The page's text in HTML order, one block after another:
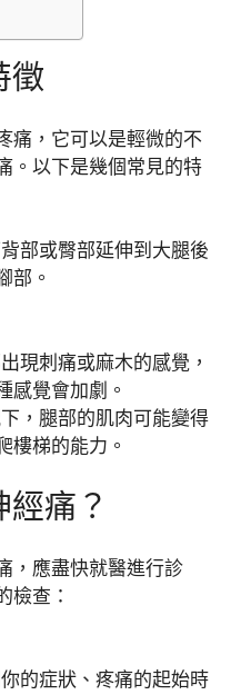
徵
痛，它可以是輕微的不
。以下是幾個常見的特
背部或臀部延伸到大腿後
部。
現刺痛或麻木的感覺，
感覺會加劇。
下，腿部的肌肉可能變得
樓梯的能力。
痛？
，應盡快就醫進行診
檢查：
你的症狀、疼痛的起始時